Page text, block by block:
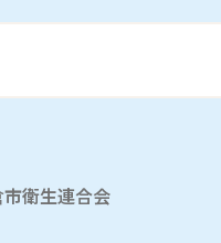
衛生連合会